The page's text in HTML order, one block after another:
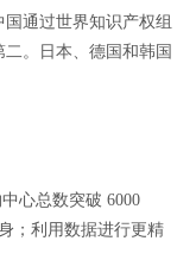
通过世界知识产权组
。日本、德国和韩国
心总数突破 6000
；利用数据进行更精